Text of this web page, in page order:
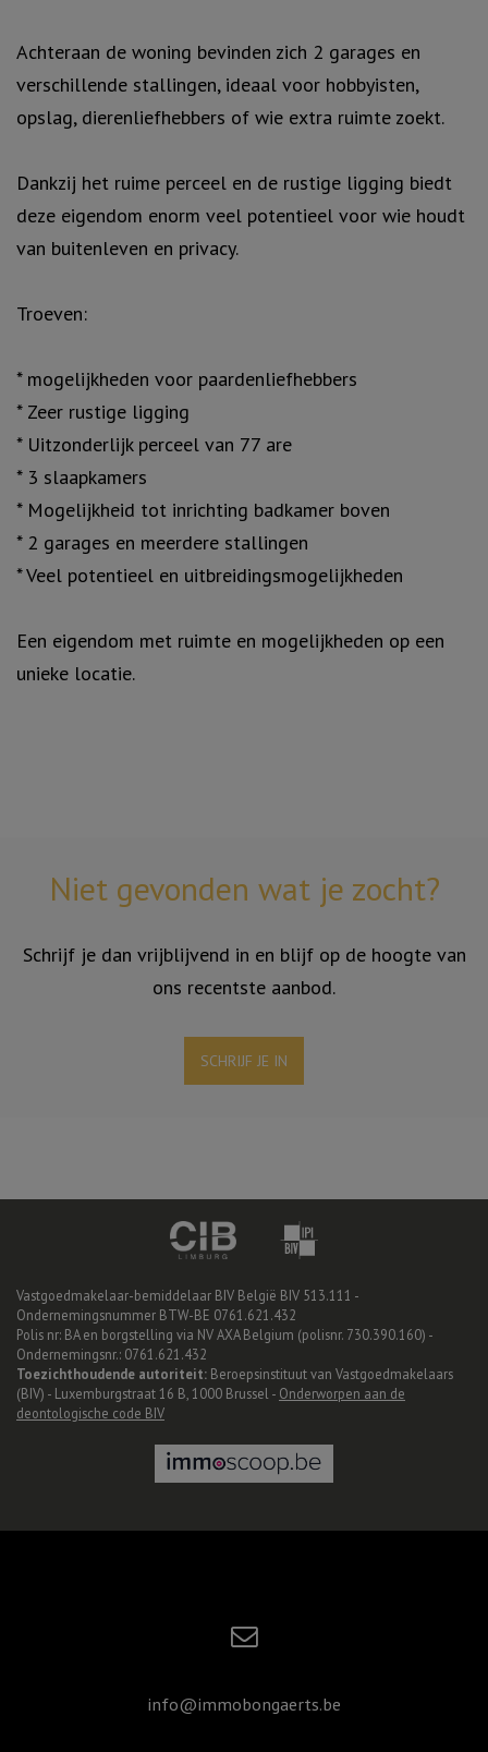
Achteraan de woning bevinden zich 2 garages en
verschillende stallingen, ideaal voor hobbyisten,
opslag, dierenliefhebbers of wie extra ruimte zoekt.
Dankzij het ruime perceel en de rustige ligging biedt
deze eigendom enorm veel potentieel voor wie houdt
van buitenleven en privacy.
Troeven:
* mogelijkheden voor paardenliefhebbers
* Zeer rustige ligging
* Uitzonderlijk perceel van 77 are
* 3 slaapkamers
* Mogelijkheid tot inrichting badkamer boven
* 2 garages en meerdere stallingen
* Veel potentieel en uitbreidingsmogelijkheden
Een eigendom met ruimte en mogelijkheden op een
unieke locatie.
Niet gevonden wat je zocht?
Schrijf je dan vrijblijvend in en blijf op de hoogte van
ons recentste aanbod.
SCHRIJF JE IN
Vastgoedmakelaar-bemiddelaar BIV België BIV 513.111 -
Ondernemingsnummer BTW-BE 0761.621.432
Polis nr: BA en borgstelling via NV AXA Belgium (polisnr. 730.390.160) -
Ondernemingsnr.: 0761.621.432
Toezichthoudende autoriteit: Beroepsinstituut van Vastgoedmakelaars
(BIV) - Luxemburgstraat 16 B, 1000 Brussel - Onderworpen aan de
deontologische code BIV
info@immobongaerts.be